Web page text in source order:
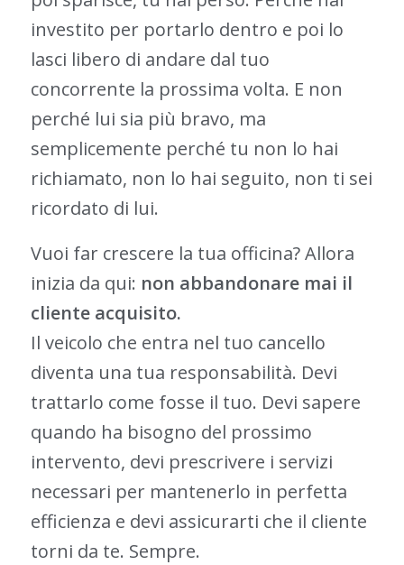
investito per portarlo dentro e poi lo
lasci libero di andare dal tuo
concorrente la prossima volta. E non
perché lui sia più bravo, ma
semplicemente perché tu non lo hai
richiamato, non lo hai seguito, non ti sei
ricordato di lui.
Vuoi far crescere la tua officina? Allora
inizia da qui: non abbandonare mai il
cliente acquisito.
Il veicolo che entra nel tuo cancello
diventa una tua responsabilità. Devi
trattarlo come fosse il tuo. Devi sapere
quando ha bisogno del prossimo
intervento, devi prescrivere i servizi
necessari per mantenerlo in perfetta
efficienza e devi assicurarti che il cliente
torni da te. Sempre.